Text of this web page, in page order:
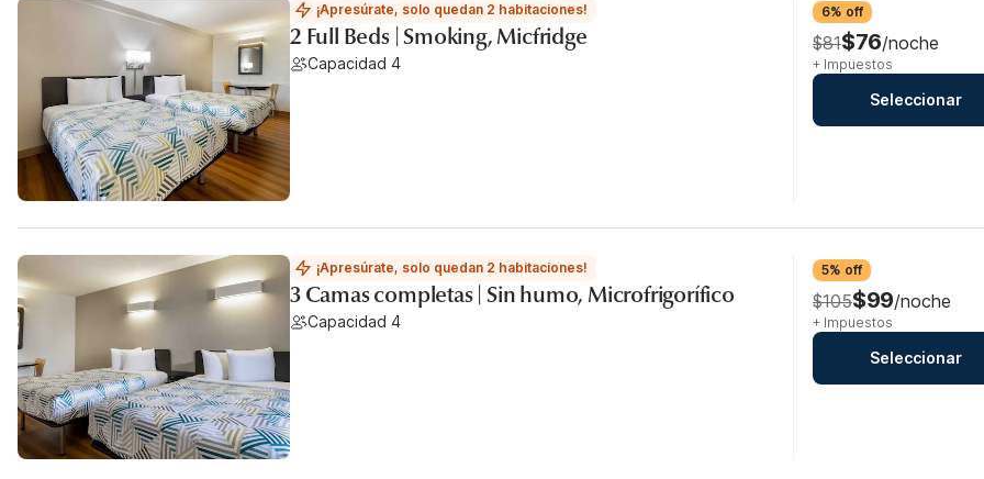
¡Apresúrate, solo quedan 2 habitaciones!
2 Full Beds | Smoking, Micfridge
Capacidad 4
6% off
$81$76/noche
+ Impuestos
Seleccionar
¡Apresúrate, solo quedan 2 habitaciones!
3 Camas completas | Sin humo, Microfrigorífico
Capacidad 4
5% off
$105$99/noche
+ Impuestos
Seleccionar